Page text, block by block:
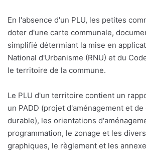
En l'absence d'un PLU, les petites
doter d'une carte communale,
simplifié détermiant la mise en
National d'Urbanisme (RNU) et du
le territoire de la commune.
Le PLU d'un territoire contient un
un PADD (projet d'aménagement et
durable), les orientations
programmation, le zonage et les
graphiques, le règlement et les